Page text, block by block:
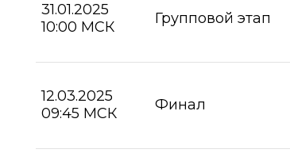
31.01.2025
10:00 МСК
Групповой этап
12.03.2025
09:45 МСК
Финал